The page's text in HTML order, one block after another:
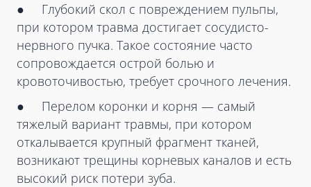
● Глубокий скол с повреждением пульпы,
при котором травма достигает сосудисто-
нервного пучка. Такое состояние часто
сопровождается острой болью и
кровоточивостью, требует срочного лечения.
● Перелом коронки и корня — самый
тяжелый вариант травмы, при котором
откалывается крупный фрагмент тканей,
возникают трещины корневых каналов и есть
высокий риск потери зуба.